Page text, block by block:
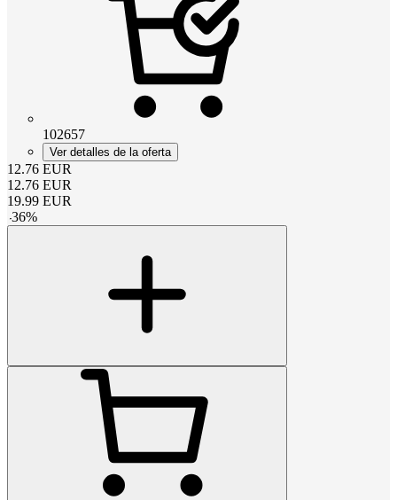
102657
Ver detalles de la oferta
12.76 EUR
12.76 EUR
19.99 EUR
-36%